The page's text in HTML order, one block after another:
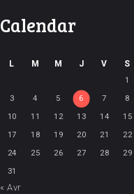
Calendar
L M M J V S
1
3
4 5 6 7 8
10
11 12 13 14 15
17
18 19 20 21 22
24
25 26 27 28 29
31
« Avr